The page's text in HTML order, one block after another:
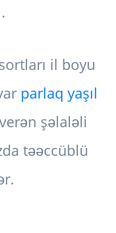
il boyu
parlaq yaşıl
şəlaləli
təəccüblü